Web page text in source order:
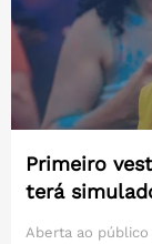
Primeiro
terá
Aberta ao público